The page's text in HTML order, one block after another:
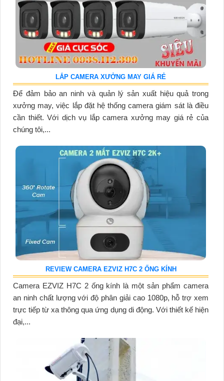
LẮP CAMERA XƯỞNG MAY GIÁ RẺ
Để đảm bảo an ninh và quản lý sản xuất hiệu quả trong
xưởng may, việc lắp đặt hệ thống camera giám sát là điều
cần thiết. Với dịch vụ lắp camera xưởng may giá rẻ của
chúng tôi,...
REVIEW CAMERA EZVIZ H7C 2 ỐNG KÍNH
Camera EZVIZ H7C 2 ống kính là một sản phẩm camera
an ninh chất lượng với độ phân giải cao 1080p, hỗ trợ xem
trực tiếp từ xa thông qua ứng dụng di động. Với thiết kế hiện
đại,...